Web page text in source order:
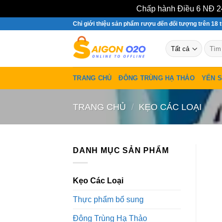
Chấp hành Điều 6 NĐ
Chỉ giới thiệu sản phẩm rượu đến đối tượng trên 18
Tìm
kiếm:
TRANG CHỦ ĐÔNG TRÙNG HẠ THẢO YẾN
TRANG CHỦ / KẸO CÁC LOẠI
DANH MỤC SẢN PHẨM
Kẹo Các Loại
Thực phẩm bổ sung
Đông Trùng Hạ Thảo